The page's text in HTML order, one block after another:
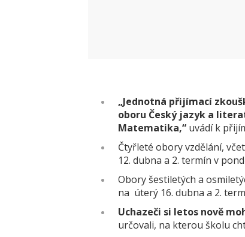
„Jednotná přijímací
oboru Český jazyk a
Matematika,“ uvádí k
Čtyřleté obory vzdělání,
12. dubna a 2. termín v
Obory šestiletých a
na úterý 16. dubna a 2.
Uchazeči si letos nově
určovali, na kterou školu